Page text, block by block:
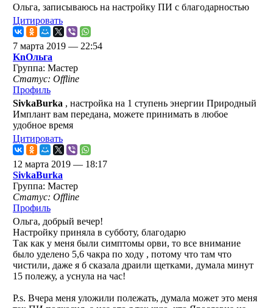
Ольга, записываюсь на настройку ПИ с благодарностью
Цитировать
7 марта 2019 — 22:54
KnОльга
Группа: Мастер
Статус: Offline
Профиль
SivkaBurka , настройка на 1 ступень энергии Природный
Имплант вам передана, можете принимать в любое
удобное время
Цитировать
12 марта 2019 — 18:17
SivkaBurka
Группа: Мастер
Статус: Offline
Профиль
Ольга, добрый вечер!
Настройку приняла в субботу, благодарю
Так как у меня были симптомы орви, то все внимание
было уделено 5,6 чакра по ходу , потому что там что
чистили, даже я б сказала драили щетками, думала минут
15 полежу, а уснула на час!
P.s. Вчера меня уложили полежать, думала может это меня